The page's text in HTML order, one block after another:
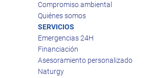
Compromiso ambiental
Quiénes somos
SERVICIOS
Emergencias 24H
Financiación
Asesoramiento personalizado
Naturgy